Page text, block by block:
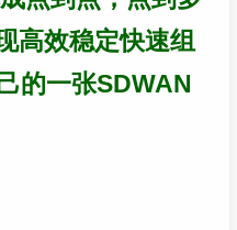
高效稳定快速组
的一张SDWAN